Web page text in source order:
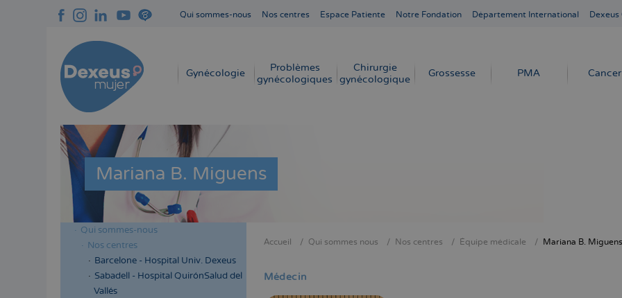
Qui sommes-nous Nos centres Espace Patiente Notre Fondation Département International Dexeus
Navegación
Gynécologie
Problèmes
gynécologiques
Chirurgie
gynécologique
Grossesse PMA Cancer
Mariana B. Miguens
Menú
lateral
cabecera
Qui sommes-nous
Nos centres
Barcelone - Hospital Univ. Dexeus
Sabadell - Hospital QuirónSalud del
Vallés
d'Ariane
Accueil Qui sommes nous Nos centres Équipe médicale Mariana B. Miguens
Médecin